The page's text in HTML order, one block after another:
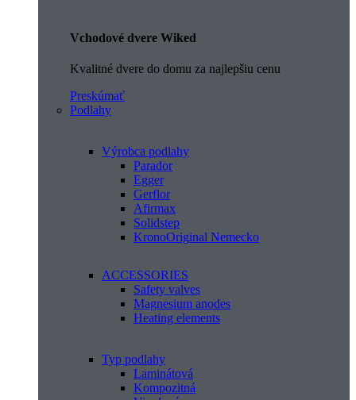
Vchodové dvere Wiked
Kvalitné dvere do domu za najlepšiu cenu
Preskúmať
Podlahy
Výrobca podlahy
Parador
Egger
Gerflor
Afirmax
Solidstep
KronoOriginal Nemecko
ACCESSORIES
Safety valves
Magnesium anodes
Heating elements
Typ podlahy
Laminátová
Kompozitná